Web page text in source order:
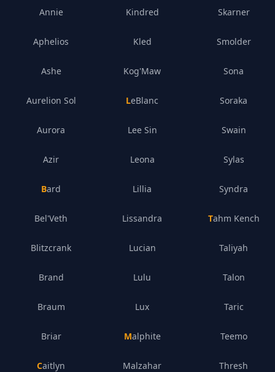
Annie
Aphelios
Ashe
Aurelion Sol
Aurora
Azir
Bard
Bel'Veth
Blitzcrank
Brand
Braum
Briar
Caitlyn
Kindred
Kled
Kog'Maw
LeBlanc
Lee Sin
Leona
Lillia
Lissandra
Lucian
Lulu
Lux
Malphite
Malzahar
Skarner
Smolder
Sona
Soraka
Swain
Sylas
Syndra
Tahm Kench
Taliyah
Talon
Taric
Teemo
Thresh